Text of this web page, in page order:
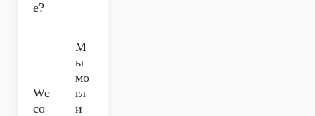
e?
We
co
М
ы
мо
гл
и